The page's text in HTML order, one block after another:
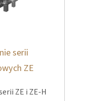
serii
ZE
ZE i ZE-H